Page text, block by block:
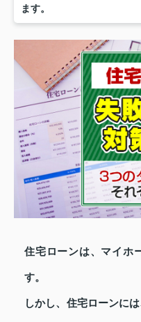
ます。
住宅ローンは、マイホ
す。
しかし、住宅ローンに